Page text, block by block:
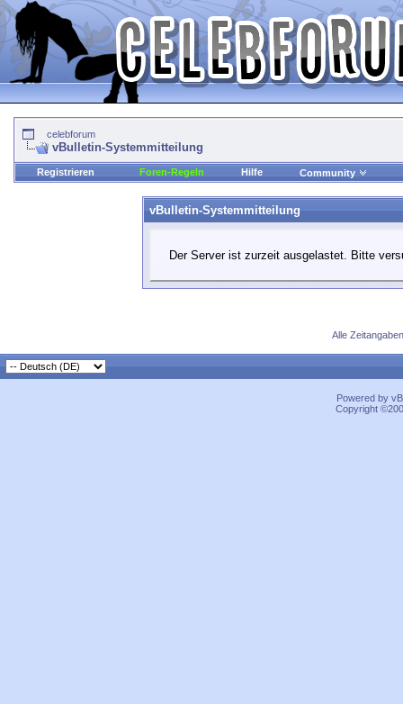
celebforum
vBulletin-Systemmitteilung
Registrieren Foren-Regeln Hilfe Community
vBulletin-Systemmitteilung
Der Server ist zurzeit ausgelastet. Bitte
Alle
Powered by
Copyright